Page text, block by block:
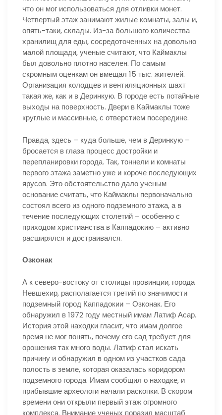
что он мог использоваться для отливки монет.
Четвертый этаж занимают жилые комнаты, залы и,
опять-таки, склады. Из-за большого количества
хранилищ для еды, сосредоточенных на довольно
малой площади, ученые считают, что Каймаклы
был довольно плотно населен. По самым
скромным оценкам он вмещал 15 тыс. жителей.
Организация колодцев и вентиляционных шахт
такая же, как и в Деринкую. В городе есть потайные
выходы на поверхность. Двери в Каймаклы тоже
круглые и массивные, с отверстием посередине.
Правда, здесь – куда больше, чем в Деринкую –
бросается в глаза процесс достройки и
перепланировки города. Так, тоннели и комнаты
первого этажа заметно уже и короче последующих
ярусов. Это обстоятельство дало ученым
основание считать, что Каймаклы первоначально
состоял всего из одного подземного этажа, а в
течение последующих столетий – особенно с
приходом христианства в Каппадокию – активно
расширялся и достраивался.
Озконак
А к северо-востоку от столицы провинции, города
Невшехир, располагается третий по значимости
подземный город Каппадокии – Озконак. Его
обнаружил в 1972 году местный имам Латиф Асар.
История этой находки гласит, что имам долгое
время не мог понять, почему его сад требует для
орошения так много воды. Латиф стал искать
причину и обнаружил в одном из участков сада
полость в земле, которая оказалась коридором
подземного города. Имам сообщил о находке, и
прибывшие археологи начали раскопки. В скором
времени они открыли первый этаж огромного
комплекса. Внимание ученых поразил масштаб